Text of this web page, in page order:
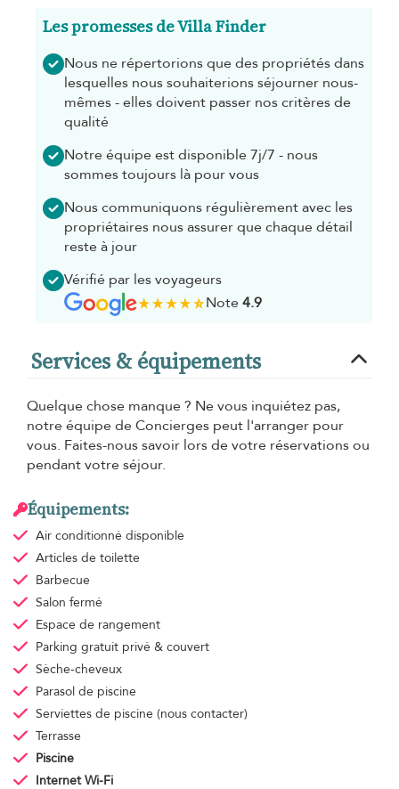
Les promesses de Villa Finder
Nous ne répertorions que des propriétés dans
lesquelles nous souhaiterions séjourner nous-
mêmes - elles doivent passer nos critères de
qualité
Notre équipe est disponible 7j/7 - nous
sommes toujours là pour vous
Nous communiquons régulièrement avec les
propriétaires nous assurer que chaque détail
reste à jour
Vérifié par les voyageurs
Note4.9
Services & équipements
Quelque chose manque ? Ne vous inquiétez pas,
notre équipe de Concierges peut l'arranger pour
vous. Faites-nous savoir lors de votre réservations ou
pendant votre séjour.
Équipements:
Air conditionné disponible
Articles de toilette
Barbecue
Salon fermé
Espace de rangement
Parking gratuit privé & couvert
Sèche-cheveux
Parasol de piscine
Serviettes de piscine (nous contacter)
Terrasse
Piscine
Internet Wi-Fi